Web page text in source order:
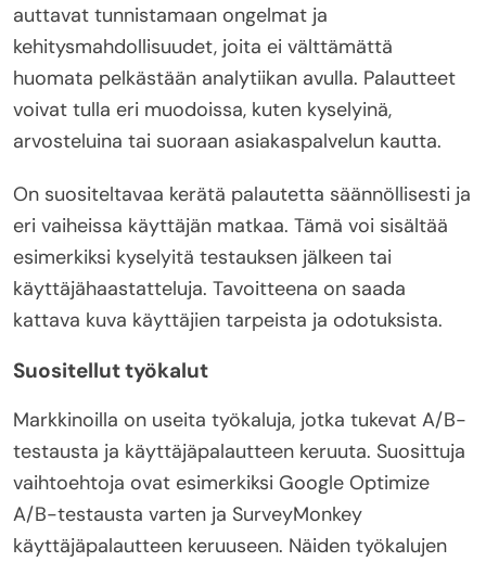
auttavat tunnistamaan ongelmat ja
kehitysmahdollisuudet, joita ei välttämättä
huomata pelkästään analytiikan avulla. Palautteet
voivat tulla eri muodoissa, kuten kyselyinä,
arvosteluina tai suoraan asiakaspalvelun kautta.
On suositeltavaa kerätä palautetta säännöllisesti ja
eri vaiheissa käyttäjän matkaa. Tämä voi sisältää
esimerkiksi kyselyitä testauksen jälkeen tai
käyttäjähaastatteluja. Tavoitteena on saada
kattava kuva käyttäjien tarpeista ja odotuksista.
Suositellut työkalut
Markkinoilla on useita työkaluja, jotka tukevat A/B-
testausta ja käyttäjäpalautteen keruuta. Suosittuja
vaihtoehtoja ovat esimerkiksi Google Optimize
A/B-testausta varten ja SurveyMonkey
käyttäjäpalautteen keruuseen. Näiden työkalujen